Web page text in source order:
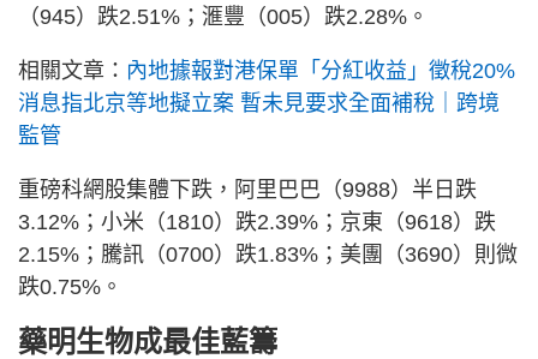
（945）跌2.51%；滙豐（005）跌2.28%。
相關文章： 內地據報對港保單「分紅收益」徵稅20%
消息指北京等地擬立案 暫未見要求全面補稅｜跨境
監管
重磅科網股集體下跌，阿里巴巴（9988）半日跌
3.12%；小米（1810）跌2.39%；京東（9618）跌
2.15%；騰訊（0700）跌1.83%；美團（3690）則微
跌0.75%。
藥明生物成最佳藍籌